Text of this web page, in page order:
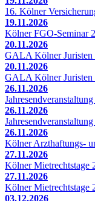
16. Kölner
19.11.2026
Kölner FGO-Seminar
20.11.2026
GALA Kölner Juristen
20.11.2026
GALA Kölner
26.11.2026
26.11.2026
26.11.2026
Kölner Arzthaftungs-
27.11.2026
Kölner Mietrechtstage
27.11.2026
Kölner Mietrechtstage
03.12.2026